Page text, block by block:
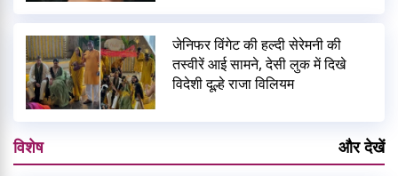
जेनिफर विंगेट की हल्दी सेरेमनी की
तस्वीरें आई सामने, देसी लुक में दिखे
विदेशी दूल्हे राजा विलियम
विशेष और देखें